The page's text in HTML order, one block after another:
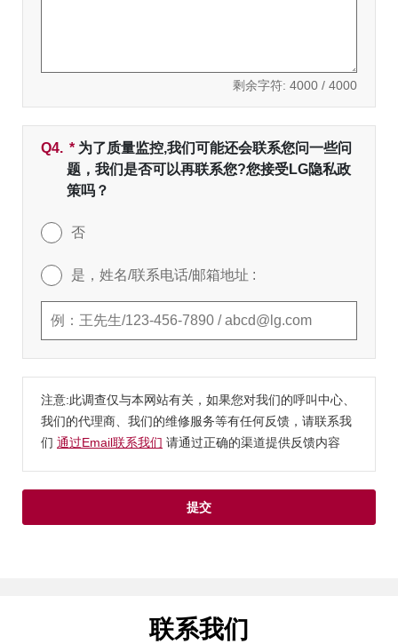
剩余字符: 4000 / 4000
Q4. * 必填字段
为了质量监控,我们可能还会联系您问一些问
题，我们是否可以再联系您?您接受LG隐私政
策吗？
否
是，姓名/联系电话/邮箱地址 :
注意:此调查仅与本网站有关，如果您对我们的呼叫中心、
我们的代理商、我们的维修服务等有任何反馈，请联系我
们 通过Email联系我们 请通过正确的渠道提供反馈内容
提交
联系我们